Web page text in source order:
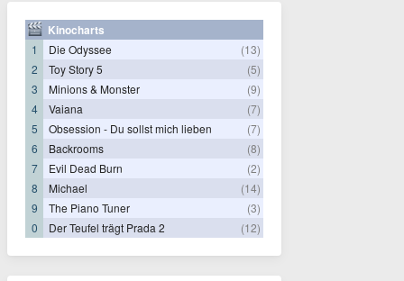
Kinocharts
1 Die Odyssee
(13)
2
Toy Story 5
(5)
3
Minions & Monster
(9)
4
Vaiana
(7)
5
Obsession - Du sollst mich lieben
(7)
6
Backrooms
(8)
7
Evil Dead Burn
(2)
8
Michael
(14)
9
The Piano Tuner
(3)
0
Der Teufel trägt Prada 2 (12)